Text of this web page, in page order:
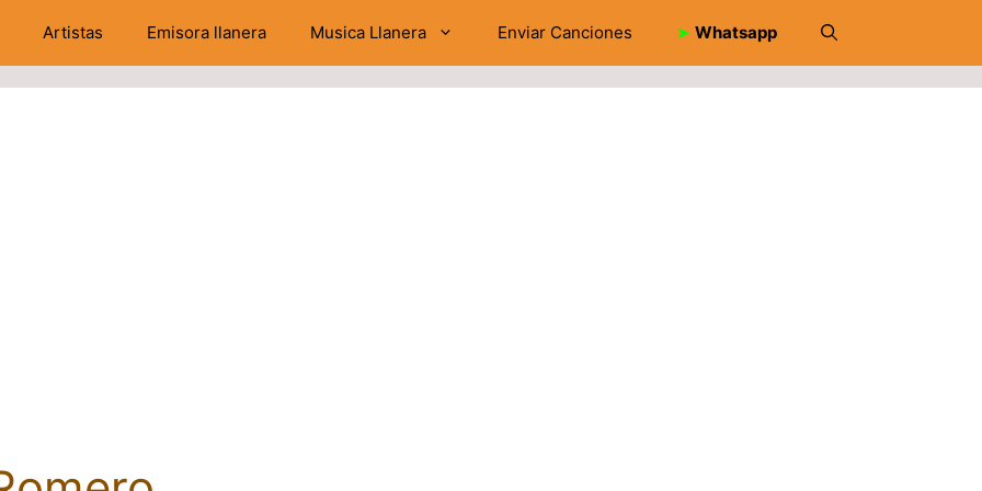
Artistas Emisora llanera Musica Llanera Enviar Canciones ➤ Whatsapp